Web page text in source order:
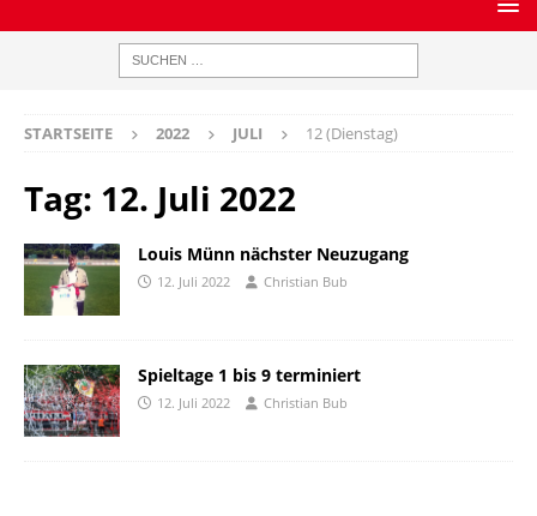
STARTSEITE 2022 JULI 12 (Dienstag)
Tag: 12. Juli 2022
Louis Münn nächster Neuzugang
12. Juli 2022 Christian Bub
Spieltage 1 bis 9 terminiert
12. Juli 2022 Christian Bub